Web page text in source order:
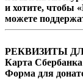
и хотите, чтобы
можете
РЕКВИЗИТЫ
Карта Сбербанка
Форма для